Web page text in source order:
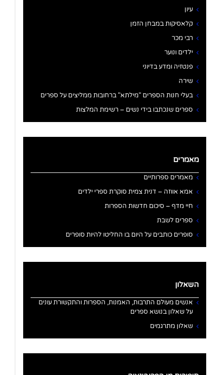
עיון
קלאסיקות במבחן הזמן
רבי מכר
ילדים ונוער
פנטזיה ומדע בדיוני
שירה
בעלי חנות הספרים "מילתא" ברחובות ממליצים על ספרים
ספרים שנכתבו בידי נשים – רשימת המלצות
מאמרים
מאמרים ספרותיים
אמא אווזה – דנית צמית סוקרת ספרי ילדים
חיי מדף – סיכום חדשות הספרות
ספרים לשבת
סופרים כותבים על היום בו החליטו להיות סופרים
השאלון
אנשים מעולם התרבות, האמנות, הספרות והתקשורת עונים
על שאלון בנושא ספרים
שאלון מתרגמים